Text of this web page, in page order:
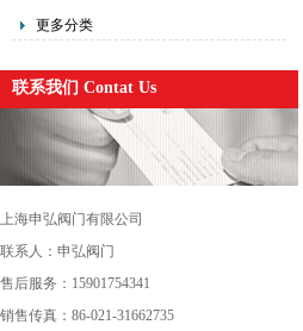
更多分类
联系我们 Contat Us
上海申弘阀门有限公司
联系人：申弘阀门
售后服务：15901754341
销售传真：86-021-31662735